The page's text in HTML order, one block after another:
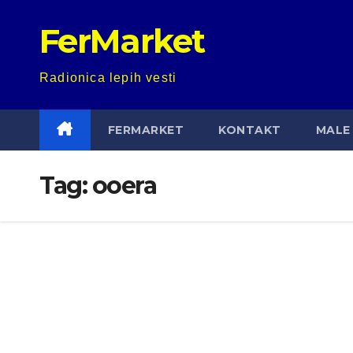
FerMarket
Radionica lepih vesti
FERMARKET KONTAKT MALE
Tag:ooera